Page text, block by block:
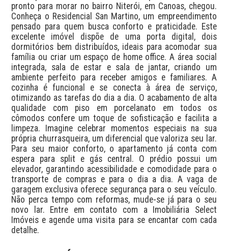
pronto para morar no bairro Niterói, em Canoas, chegou.
Conheça o Residencial San Martino, um empreendimento
pensado para quem busca conforto e praticidade. Este
excelente imóvel dispõe de uma porta digital, dois
dormitórios bem distribuídos, ideais para acomodar sua
família ou criar um espaço de home office. A área social
integrada, sala de estar e sala de jantar, criando um
ambiente perfeito para receber amigos e familiares. A
cozinha é funcional e se conecta à área de serviço,
otimizando as tarefas do dia a dia. O acabamento de alta
qualidade com piso em porcelanato em todos os
cômodos confere um toque de sofisticação e facilita a
limpeza. Imagine celebrar momentos especiais na sua
própria churrasqueira, um diferencial que valoriza seu lar.
Para seu maior conforto, o apartamento já conta com
espera para split e gás central. O prédio possui um
elevador, garantindo acessibilidade e comodidade para o
transporte de compras e para o dia a dia. A vaga de
garagem exclusiva oferece segurança para o seu veículo.
Não perca tempo com reformas, mude-se já para o seu
novo lar. Entre em contato com a Imobiliária Select
Imóveis e agende uma visita para se encantar com cada
detalhe.